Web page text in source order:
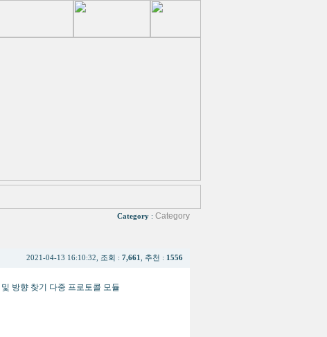
Category : Category
2021-04-13 16:10:32, 조회 : 7,661 , 추천 : 1556
방향 찾기 다중 프로토콜 모듈